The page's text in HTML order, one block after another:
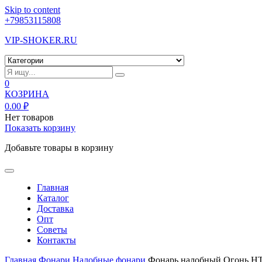
Skip to content
+79853115808
VIP-SHOKER.RU
0
КОЗРИНА
0.00 ₽
Нет товаров
Показать корзину
Добавьте товары в корзину
Главная
Каталог
Доставка
Опт
Советы
Контакты
Главная Фонари Налобные фонари Фонарь налобный Огонь